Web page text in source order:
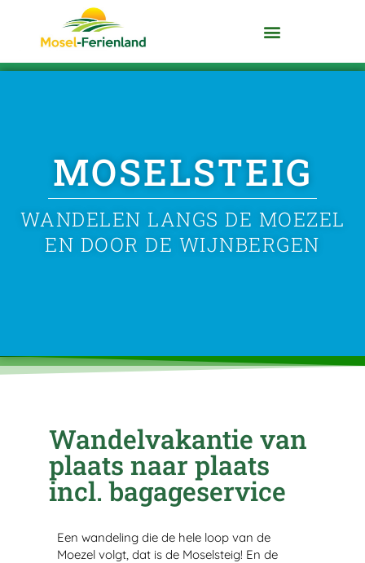
MOSELSTEIG
WANDELEN LANGS DE MOEZEL
EN DOOR DE WIJNBERGEN
Wandelvakantie van
plaats naar plaats
incl. bagageservice
Een wandeling die de hele loop van de
Moezel volgt, dat is de Moselsteig! En de